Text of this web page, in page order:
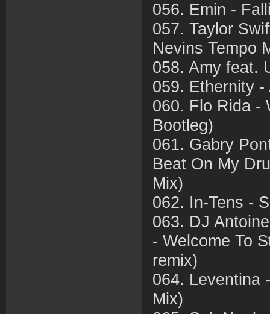
056. Emin -
057. Taylor
Nevins Tempo
058. Amy feat.
059. Ethernity -
060. Flo Rida -
Bootleg)
061. Gabry
Beat On My
Mix)
062. In-Tens -
063. DJ
- Welcome To
remix)
064. Leventina
Mix)